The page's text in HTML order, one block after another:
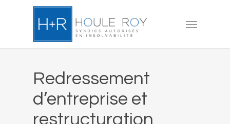
Menu
Redressement
d’entreprise et
restructuration